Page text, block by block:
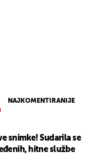
NAJKOMENTIRANIJE
snimke! Sudarila se
hitne službe